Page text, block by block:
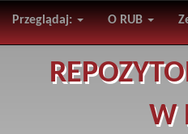
Przeglądaj: O RUB
W